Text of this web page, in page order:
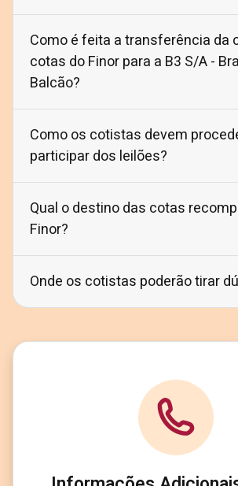
Como é feita a transferência da
cotas do Finor para a B3 S/A -
Balcão?
Como os cotistas devem
participar dos leilões?
Qual o destino das cotas
Finor?
Onde os cotistas poderão tirar